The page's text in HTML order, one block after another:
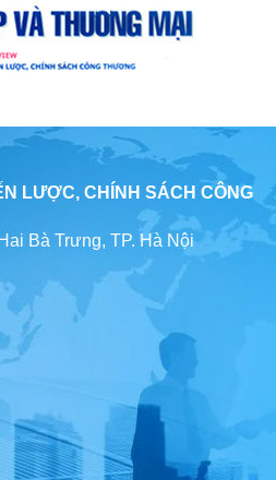
LƯỢC, CHÍNH SÁCH CÔNG
Bà Trưng, TP. Hà Nội